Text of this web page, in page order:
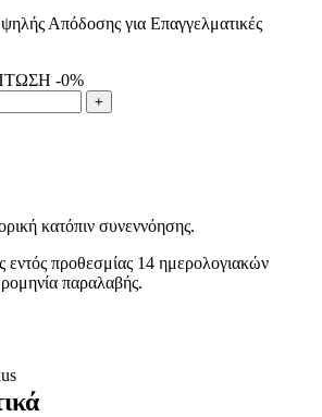
Απόδοσης για Επαγγελματικές
-0%
+
κατόπιν συνεννόησης.
εντός προθεσμίας 14 ημερολογιακών
παραλαβής.